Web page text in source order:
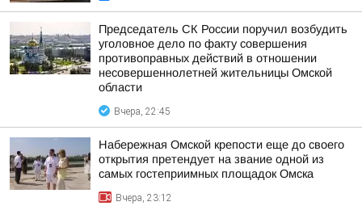
Председатель СК России поручил возбудить
уголовное дело по факту совершения
противоправных действий в отношении
несовершеннолетней жительницы Омской
области
Вчера, 22:45
Набережная Омской крепости еще до своего
открытия претендует на звание одной из
самых гостеприимных площадок Омска
Вчера, 23:12